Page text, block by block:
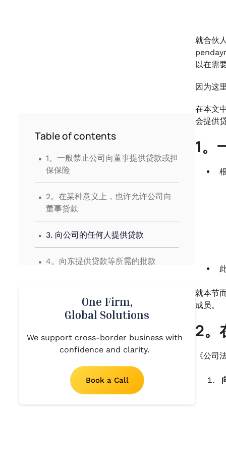
Table of contents
. 1。一般禁止公司向董事提供贷款或担
保保险
. 2。在某种意义上，也许允许公司向
董事贷款
. 3. 向公司的任何人提供贷款
. 4。向东提供贷款等所需的批款
6。《所得税法》对董事贷款的处理
. 7。违规反规格会致电处和起动
8。杂志积分
One Firm,
Global Solutions
We support cross-border business with
confidence and clarity.
Book a Call
就合伙
以在需
因为这
在本文
会提供
1。
就本节
成员。
2。
《公司